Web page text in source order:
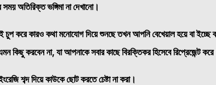
অতিরিক্ত ভঙ্গিমা না দেখানো।
চুপ করে কারও কথা মনোযোগ দিয়ে শুনছে তখন আপনি বেখেয়াল হয়ে বা ইচ্ছে
কিছু করবেন না, যা আপনাকে সবার কাছে বিরক্তিকর হিসেবে রিপ্রেজেন্ট
শব্দ দিয়ে কাউকে ছোট করতে চেষ্টা না করা।